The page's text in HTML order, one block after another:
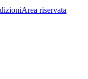
Area riservata